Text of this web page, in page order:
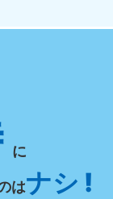
に
はナシ !